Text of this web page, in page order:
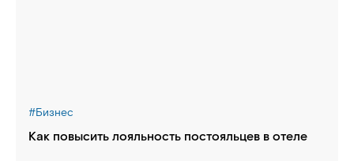
#Бизнес
Как повысить лояльность постояльцев в отеле